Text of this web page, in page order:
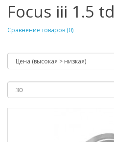
Focus iii 1.5
Сравнение товаров (0)